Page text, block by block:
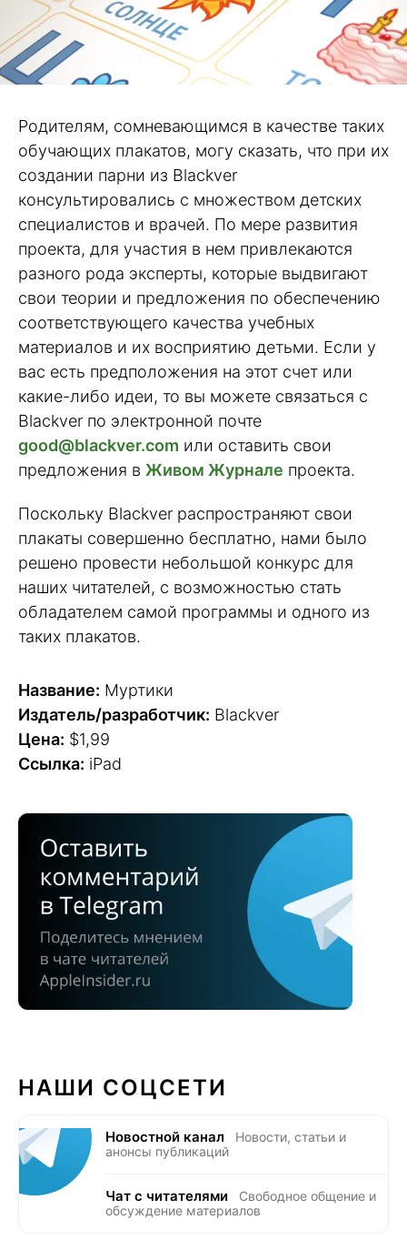
Родителям, сомневающимся в качестве таких
обучающих плакатов, могу сказать, что при их
создании парни из Blackver
консультировались с множеством детских
специалистов и врачей. По мере развития
проекта, для участия в нем привлекаются
разного рода эксперты, которые выдвигают
свои теории и предложения по обеспечению
соответствующего качества учебных
материалов и их восприятию детьми. Если у
вас есть предположения на этот счет или
какие-либо идеи, то вы можете связаться с
Blackver по электронной почте
good@blackver.com или оставить свои
предложения в Живом Журнале проекта.
Поскольку Blackver распространяют свои
плакаты совершенно бесплатно, нами было
решено провести небольшой конкурс для
наших читателей, с возможностью стать
обладателем самой программы и одного из
таких плакатов.
Название: Муртики
Издатель/разработчик: Blackver
Цена: $1,99
Ссылка: iPad
НАШИ СОЦСЕТИ
Новостной канал
Новости, статьи и
анонсы публикаций
Чат с читателями
Свободное общение и
обсуждение материалов